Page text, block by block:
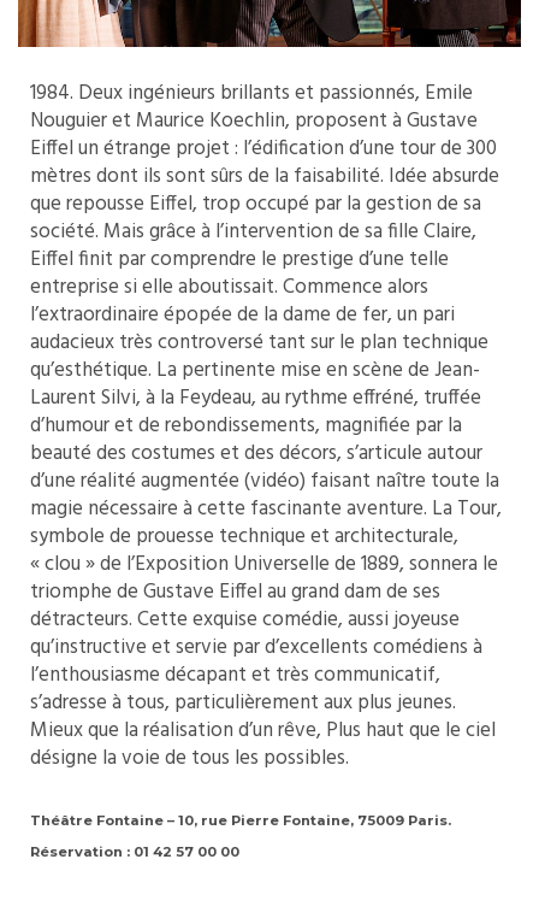
1984. Deux ingénieurs brillants et passionnés, Emile
Nouguier et Maurice Koechlin, proposent à Gustave
Eiffel un étrange projet : l’édification d’une tour de 300
mètres dont ils sont sûrs de la faisabilité. Idée absurde
que repousse Eiffel, trop occupé par la gestion de sa
société. Mais grâce à l’intervention de sa fille Claire,
Eiffel finit par comprendre le prestige d’une telle
entreprise si elle aboutissait. Commence alors
l’extraordinaire épopée de la dame de fer, un pari
audacieux très controversé tant sur le plan technique
qu’esthétique. La pertinente mise en scène de Jean-
Laurent Silvi, à la Feydeau, au rythme effréné, truffée
d’humour et de rebondissements, magnifiée par la
beauté des costumes et des décors, s’articule autour
d’une réalité augmentée (vidéo) faisant naître toute la
magie nécessaire à cette fascinante aventure. La Tour,
symbole de prouesse technique et architecturale,
« clou » de l’Exposition Universelle de 1889, sonnera le
triomphe de Gustave Eiffel au grand dam de ses
détracteurs. Cette exquise comédie, aussi joyeuse
qu’instructive et servie par d’excellents comédiens à
l’enthousiasme décapant et très communicatif,
s’adresse à tous, particulièrement aux plus jeunes.
Mieux que la réalisation d’un rêve, Plus haut que le ciel
désigne la voie de tous les possibles.
Théâtre Fontaine – 10, rue Pierre Fontaine, 75009 Paris.
Réservation : 01 42 57 00 00